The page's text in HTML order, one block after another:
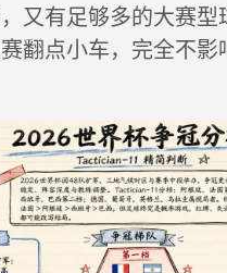
又有足够多的大赛型
翻点小车，完全不影